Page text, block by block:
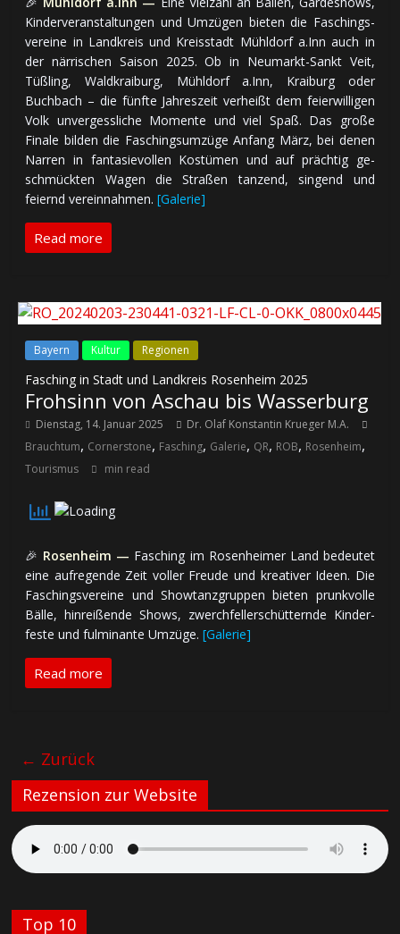
Kinder­ver­an­stal­tun­gen und Um­zü­gen bie­ten die Faschings­
ver­eine in Land­kreis und Kreis­stadt Mühldorf a.Inn auch in
der när­ri­schen Saison 2025. Ob in Neumarkt-Sankt Veit,
Tüßling, Waldkraiburg, Mühldorf a.Inn, Kraiburg oder
Buchbach – die fünfte Jah­res­zeit ver­heißt dem feier­wil­li­gen
Volk un­ver­gess­li­che Mo­men­te und viel Spaß. Das große
Finale bilden die Faschings­um­züge An­fang März, bei denen
Narren in fan­ta­sie­vol­len Kos­tü­men und auf präch­tig ge­
schmück­ten Wagen die Stra­ßen tan­zend, sin­gend und
feiernd vereinnahmen.[Galerie]
Read more
Bayern Kultur Regionen
Fasching in Stadt und Landkreis Rosenheim 2025
Frohsinn von Aschau bis Wasserburg
Dienstag, 14. Januar 2025
Dr. Olaf Konstantin Krueger M.A.
Brauchtum, Cornerstone, Fasching, Galerie, QR, ROB, Rosenheim,
Tourismus min read
🎉 Rosenheim — Fasching im Rosenheimer Land bedeutet
eine auf­re­gen­de Zeit voller Freude und kreativer Ideen. Die
Faschings­vereine und Show­tanz­grup­pen bieten prunk­volle
Bälle, hin­rei­ßen­de Shows, zwerch­fell­er­schüt­tern­de Kinder­
feste und ful­mi­nan­te Umzüge.[Galerie]
Read more
← Zurück
Rezension zur Website
Top 10